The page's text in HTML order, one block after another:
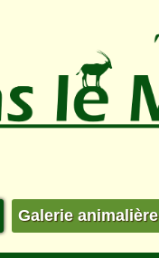
Galerie animalière